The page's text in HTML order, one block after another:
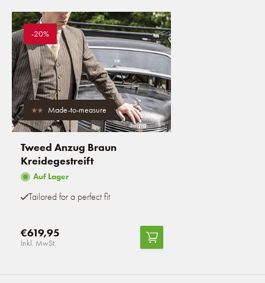
-20%
Made-to-measure
Tweed Anzug Braun
Kreidegestreift
Auf Lager
Tailored for a perfect fit
€619,95
Inkl. MwSt.